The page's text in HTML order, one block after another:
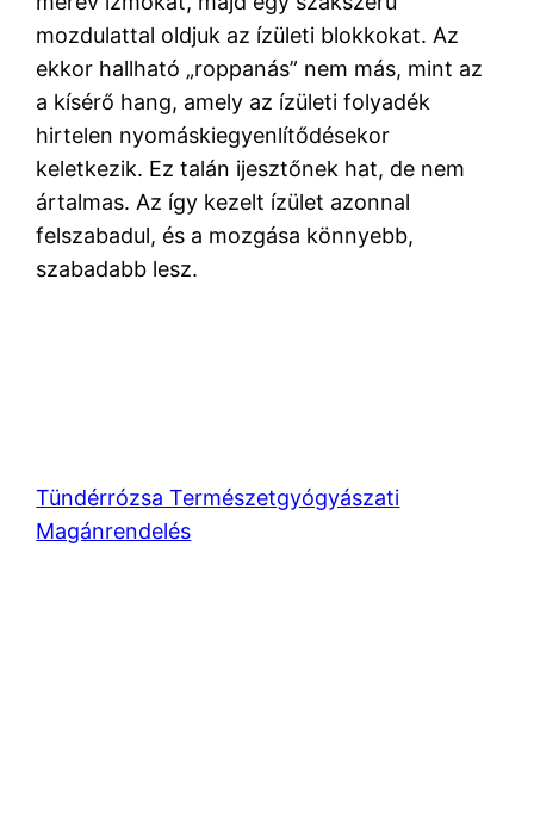
mozdulattal oldjuk az ízületi blokkokat. Az
ekkor hallható „roppanás” nem más, mint az
a kísérő hang, amely az ízületi folyadék
hirtelen nyomáskiegyenlítődésekor
keletkezik. Ez talán ijesztőnek hat, de nem
ártalmas. Az így kezelt ízület azonnal
felszabadul, és a mozgása könnyebb,
szabadabb lesz.
Tündérrózsa Természetgyógyászati
Magánrendelés